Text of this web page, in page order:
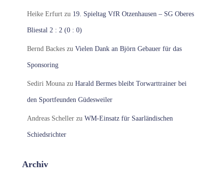
Heike Erfurt zu 19. Spieltag VfR Otzenhausen – SG Oberes
Bliestal 2 : 2 (0 : 0)
Bernd Backes zu Vielen Dank an Björn Gebauer für das
Sponsoring
Sediri Mouna zu Harald Bermes bleibt Torwarttrainer bei
den Sportfeunden Güdesweiler
Andreas Scheller zu WM-Einsatz für Saarländischen
Schiedsrichter
Archiv